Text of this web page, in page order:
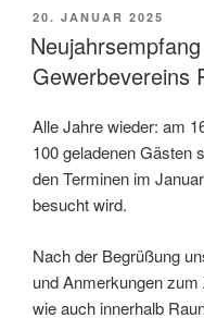
VERÖFFENTLICHT
AM
20. JANUAR 2025
Gewerbevereins
Alle Jahre wieder: am
100 geladenen Gästen
den Terminen im
besucht wird.
Nach der Begrüßung
und Anmerkungen
wie auch innerhalb